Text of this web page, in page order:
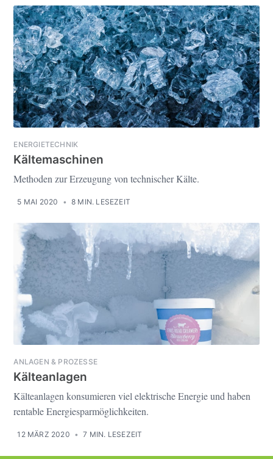
ENERGIETECHNIK
Kältemaschinen
Methoden zur Erzeugung von technischer Kälte.
5 MAI 2020 • 8 MIN. LESEZEIT
ANLAGEN & PROZESSE
Kälteanlagen
Kälteanlagen konsumieren viel elektrische Energie und haben
rentable Energiesparmöglichkeiten.
12 MÄRZ 2020 • 7 MIN. LESEZEIT